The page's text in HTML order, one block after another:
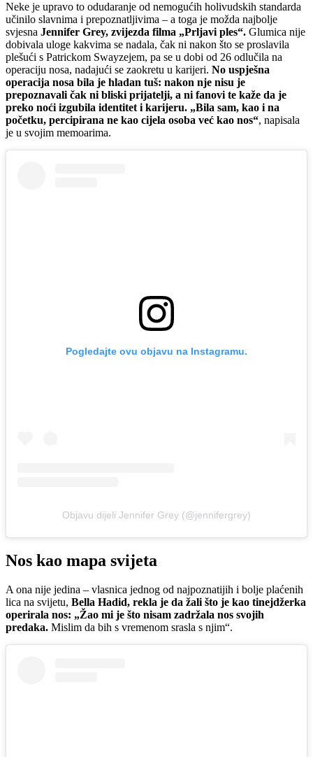
Neke je upravo to odudaranje od nemogućih holivudskih standarda
učinilo slavnima i prepoznatljivima – a toga je možda najbolje
svjesna Jennifer Grey, zvijezda filma „Prljavi ples“. Glumica nije
dobivala uloge kakvima se nadala, čak ni nakon što se proslavila
plešući s Patrickom Swayzejem, pa se u dobi od 26 odlučila na
operaciju nosa, nadajući se zaokretu u karijeri. No uspješna
operacija nosa bila je hladan tuš: nakon nje nisu je
prepoznavali čak ni bliski prijatelji, a ni fanovi te kaže da je
preko noći izgubila identitet i karijeru. „Bila sam, kao i na
početku, percipirana ne kao cijela osoba već kao nos“, napisala
je u svojim memoarima.
Pogledajte ovu objavu na Instagramu.
Objavu dijeli Jennifer Grey (@jennifergrey)
Nos kao mapa svijeta
A ona nije jedina – vlasnica jednog od najpoznatijih i bolje plaćenih
lica na svijetu, Bella Hadid, rekla je da žali što je kao tinejdžerka
operirala nos: „Žao mi je što nisam zadržala nos svojih
predaka. Mislim da bih s vremenom srasla s njim“.